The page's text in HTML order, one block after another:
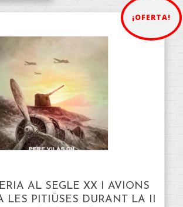
¡OFERTA!
AL SEGLE XX I AVIONS
LES PITIÜSES DURANT LA II